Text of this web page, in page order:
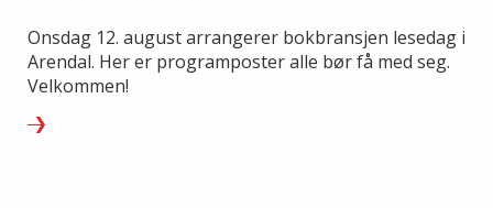
Onsdag 12. august arrangerer bokbransjen lesedag i
Arendal. Her er programposter alle bør få med seg.
Velkommen!